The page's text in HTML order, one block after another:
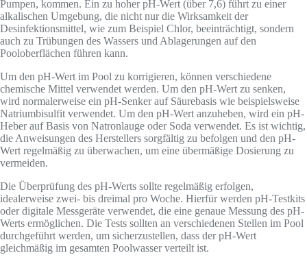
Pumpen, kommen. Ein zu hoher pH-Wert (über 7,6) führt zu einer
alkalischen Umgebung, die nicht nur die Wirksamkeit der
Desinfektionsmittel, wie zum Beispiel Chlor, beeinträchtigt, sondern
auch zu Trübungen des Wassers und Ablagerungen auf den
Pooloberflächen führen kann.
Um den pH-Wert im Pool zu korrigieren, können verschiedene
chemische Mittel verwendet werden. Um den pH-Wert zu senken,
wird normalerweise ein pH-Senker auf Säurebasis wie beispielsweise
Natriumbisulfit verwendet. Um den pH-Wert anzuheben, wird ein pH-
Heber auf Basis von Natronlauge oder Soda verwendet. Es ist wichtig,
die Anweisungen des Herstellers sorgfältig zu befolgen und den pH-
Wert regelmäßig zu überwachen, um eine übermäßige Dosierung zu
vermeiden.
Die Überprüfung des pH-Werts sollte regelmäßig erfolgen,
idealerweise zwei- bis dreimal pro Woche. Hierfür werden pH-Testkits
oder digitale Messgeräte verwendet, die eine genaue Messung des pH-
Werts ermöglichen. Die Tests sollten an verschiedenen Stellen im Pool
durchgeführt werden, um sicherzustellen, dass der pH-Wert
gleichmäßig im gesamten Poolwasser verteilt ist.